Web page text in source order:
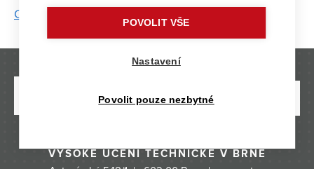
Centra SIX
VYSOKÉ UČENÍ TECHNICKÉ V BRNĚ
POVOLIT VŠE
Nastavení
Povolit pouze nezbytné